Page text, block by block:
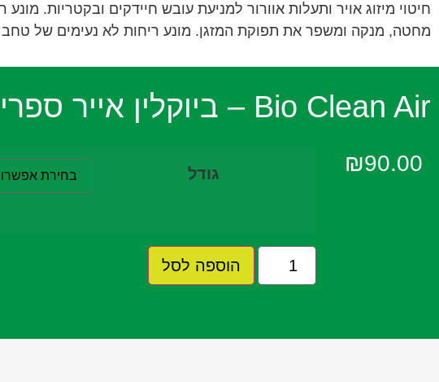
חיטוי מיזוג אויר ותעלות אוורור למניעת עובש חיידקים ובקטריות.
מחטה, מנקה ומשפר את תפוקת המזגן. מונע ריחות לא נעימים של טחב
Bio Clean Air – ביוקלין אייר ספריי לניקוי מזגנים
₪90.00 גודל
הוספה לסל